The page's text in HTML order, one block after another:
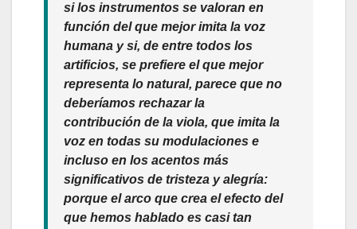
si los instrumentos se valoran en
función del que mejor imita la voz
humana y si, de entre todos los
artificios, se prefiere el que mejor
representa lo natural, parece que no
deberíamos rechazar la
contribución de la viola, que imita la
voz en todas su modulaciones e
incluso en los acentos más
significativos de tristeza y alegría:
porque el arco que crea el efecto del
que hemos hablado es casi tan